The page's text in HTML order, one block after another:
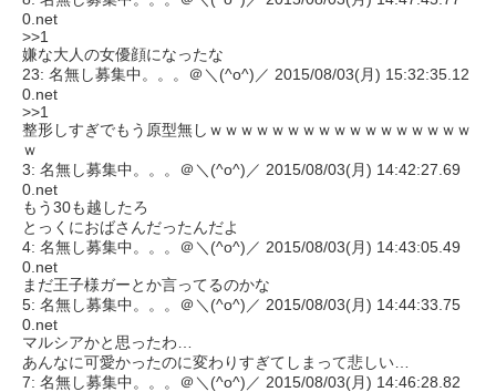
0.net
>>1
嫌な大人の女優顔になったな
23: 名無し募集中。。。＠＼(^o^)／ 2015/08/03(月) 15:32:35.12
0.net
>>1
整形しすぎでもう原型無しｗｗｗｗｗｗｗｗｗｗｗｗｗｗｗｗｗ
ｗ
3: 名無し募集中。。。＠＼(^o^)／ 2015/08/03(月) 14:42:27.69
0.net
もう30も越したろ
とっくにおばさんだったんだよ
4: 名無し募集中。。。＠＼(^o^)／ 2015/08/03(月) 14:43:05.49
0.net
まだ王子様ガーとか言ってるのかな
5: 名無し募集中。。。＠＼(^o^)／ 2015/08/03(月) 14:44:33.75
0.net
マルシアかと思ったわ…
あんなに可愛かったのに変わりすぎてしまって悲しい…
7: 名無し募集中。。。＠＼(^o^)／ 2015/08/03(月) 14:46:28.82